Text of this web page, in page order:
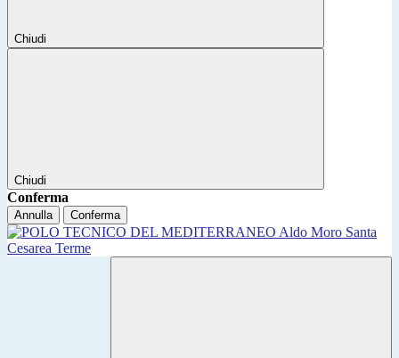
Chiudi
Chiudi
Conferma
Annulla Conferma